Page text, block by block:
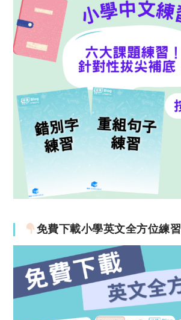
免費下載小學英文全方位練習